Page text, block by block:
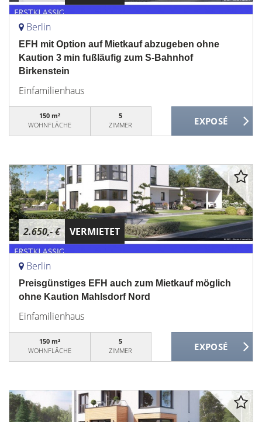
Berlin
EFH mit Option auf Mietkauf abzugeben ohne
Kaution 3 min fußläufig zum S-Bahnhof
Birkenstein
Einfamilienhaus
150 m²
WOHNFLÄCHE
5
ZIMMER
2.650,- € VERMIETET
Berlin
Preisgünstiges EFH auch zum Mietkauf möglich
ohne Kaution Mahlsdorf Nord
Einfamilienhaus
150 m²
WOHNFLÄCHE
5
ZIMMER